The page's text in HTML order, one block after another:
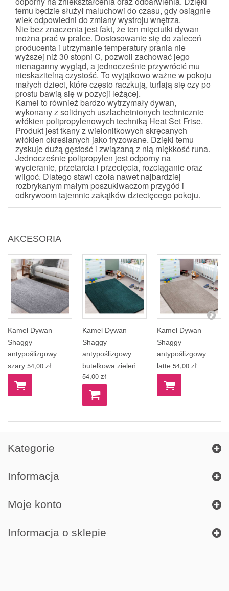
temu będzie służył maluchowi do czasu, gdy osiągnie
wiek odpowiedni do zmiany wystroju wnętrza.
Nie bez znaczenia jest fakt, że ten mięciutki dywan
można prać w pralce. Dostosowanie się do zaleceń
producenta i utrzymanie temperatury prania nie
wyższej niż 30 stopni C, pozwoli zachować jego
nienaganny wygląd, a jednocześnie przywrócić mu
nieskazitelną czystość. To wyjątkowo ważne w pokoju
małych dzieci, które często raczkują, turlają się czy po
prostu bawią się w pozycji leżącej.
Kamel to również bardzo wytrzymały dywan,
wykonany z solidnych uszlachetnionych technicznie
włókien polipropylenowych techniką Heat Set Frise.
Produkt jest tkany z wielonitkowych skręcanych
włókien określanych jako fryzowane. Dzięki temu
zyskuje dużą gęstość i związaną z nią miękkość runa.
Jednocześnie polipropylen jest odporny na
wycieranie, przetarcia i przecięcia, rozciąganie oraz
wilgoć. Dlatego stawi czoła nawet najbardziej
rozbrykanym małym poszukiwaczom przygód i
odkrywcom tajemnic zakątków dziecięcego pokoju.
AKCESORIA
Kamel Dywan
Shaggy
antypoślizgowy
szary 54,00 zł
Kamel Dywan
Shaggy
antypoślizgowy
butelkowa zieleń
54,00 zł
Kamel Dywan
Shaggy
antypoślizgowy
latte 54,00 zł
Kategorie
Informacja
Moje konto
Informacja o sklepie